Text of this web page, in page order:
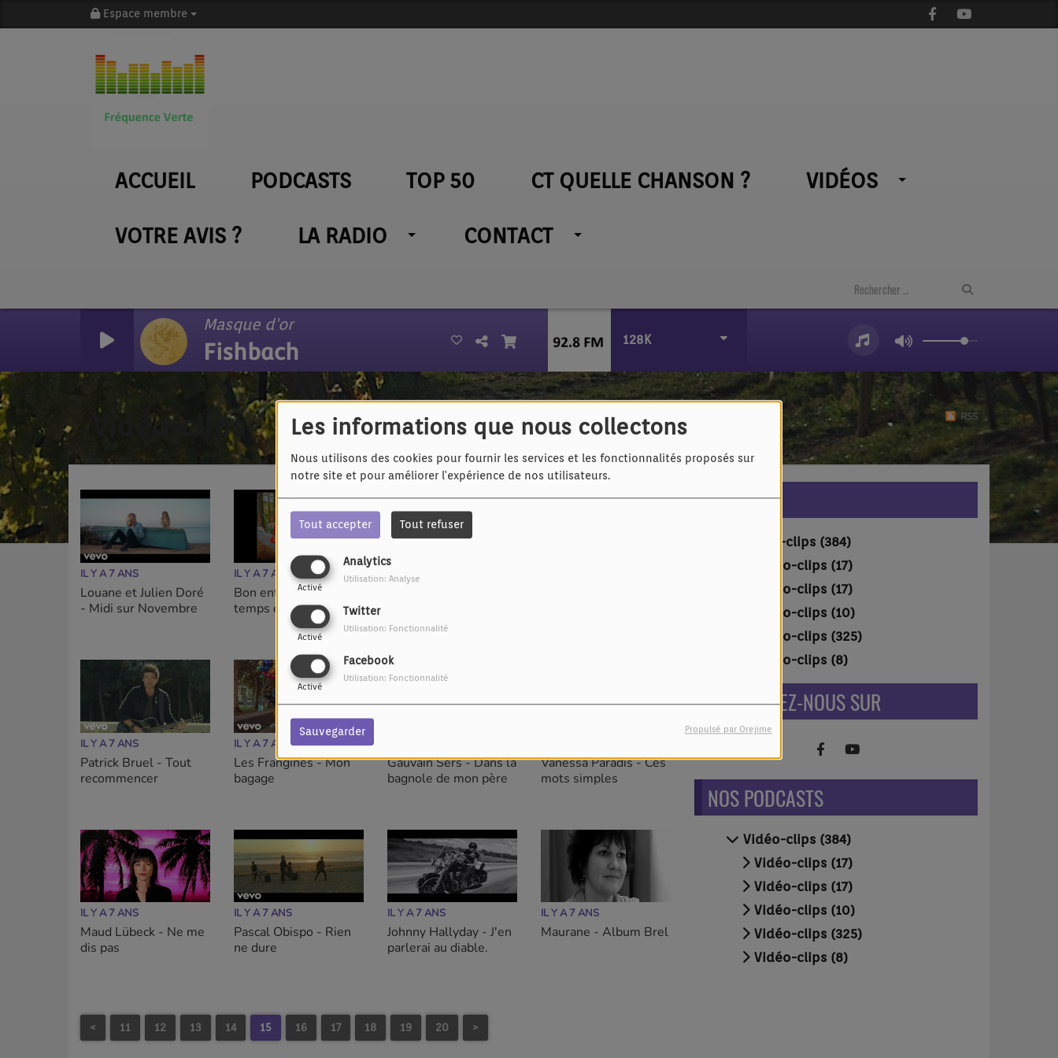
Les informations que nous collectons
Nous utilisons des cookies pour fournir les services et les fonctionnalités proposés sur
notre site et pour améliorer l'expérience de nos utilisateurs.
Tout accepter Tout refuser
Analytics
Activé
Utilisation: Analyse
Twitter
Activé
Utilisation: Fonctionnalité
Facebook
Activé
Utilisation: Fonctionnalité
Sauvegarder Propulsé par Orejime
Espace membre
ACCUEIL PODCASTS TOP 50 CT QUELLE CHANSON ? VIDÉOS
VOTRE AVIS ? LA RADIO CONTACT
Masque d'or
Fishbach 128K
Vidéo-clips RSS
IL Y A 7 ANS
Louane et Julien Doré
- Midi sur Novembre
IL Y A 7 ANS
Bon entendeur - Le
temps est bon
IL Y A 7 ANS
IL Y A 7 ANS
Patrick Bruel - Tout
recommencer
IL Y A 7 ANS
Les Frangines - Mon
bagage
Gauvain Sers - Dans la
bagnole de mon père
Vanessa Paradis - Ces
mots simples
IL Y A 7 ANS
Maud Lübeck - Ne me
dis pas
IL Y A 7 ANS
Pascal Obispo - Rien
ne dure
IL Y A 7 ANS
Johnny Hallyday - J'en
parlerai au diable.
IL Y A 7 ANS
Maurane - Album Brel
< 11 12 13 14 15 16 17 18 19 20 >
VIDÉOS
Vidéo-clips (384)
Vidéo-clips (17)
Vidéo-clips (17)
Vidéo-clips (10)
Vidéo-clips (325)
Vidéo-clips (8)
RETROUVEZ-NOUS SUR
NOS PODCASTS
Vidéo-clips (384)
Vidéo-clips (17)
Vidéo-clips (17)
Vidéo-clips (10)
Vidéo-clips (325)
Vidéo-clips (8)